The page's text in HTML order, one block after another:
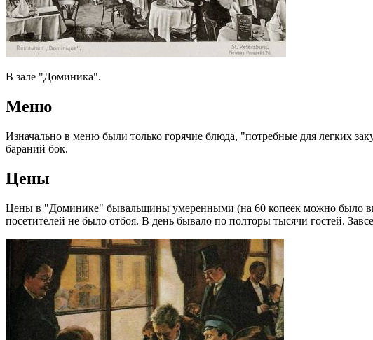
В зале "Доминика".
Меню
Изначально в меню были только горячие блюда, "потребные для легких
бараний бок.
Цены
Цены в "Доминике" бывальщины умеренными (на 60 копеек можно было
посетителей не было отбоя. В день бывало по полторы тысячи гостей.